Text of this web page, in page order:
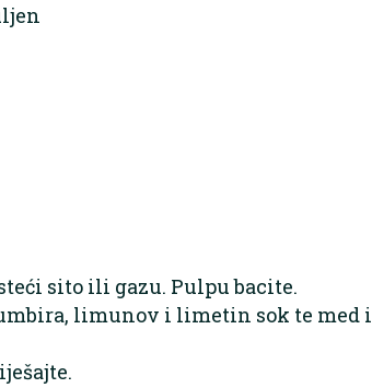
sito ili gazu. Pulpu bacite.
limunov i limetin sok te med i